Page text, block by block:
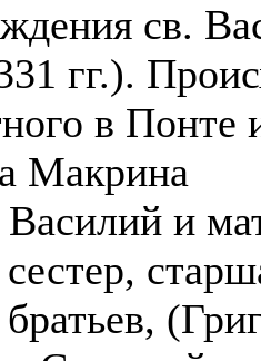
св.
гг.).
в Понте
Макрина
Василий и
сестер,